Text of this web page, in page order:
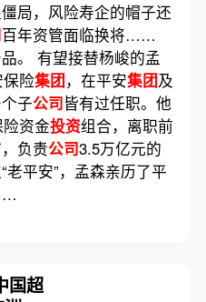
局，风险寿企的帽子还
百年资管面临换将……
。 有望接替杨峻的孟
险集团，在平安集团及
子公司皆有过任职。他
资金投资组合，离职前
负责公司3.5万亿元的
平安”，孟森亲历了平
国超